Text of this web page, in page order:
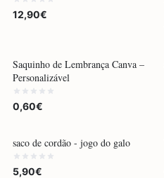
12,90€
Saquinho de Lembrança Canva –
Personalizável
0,60€
saco de cordão - jogo do galo
5,90€